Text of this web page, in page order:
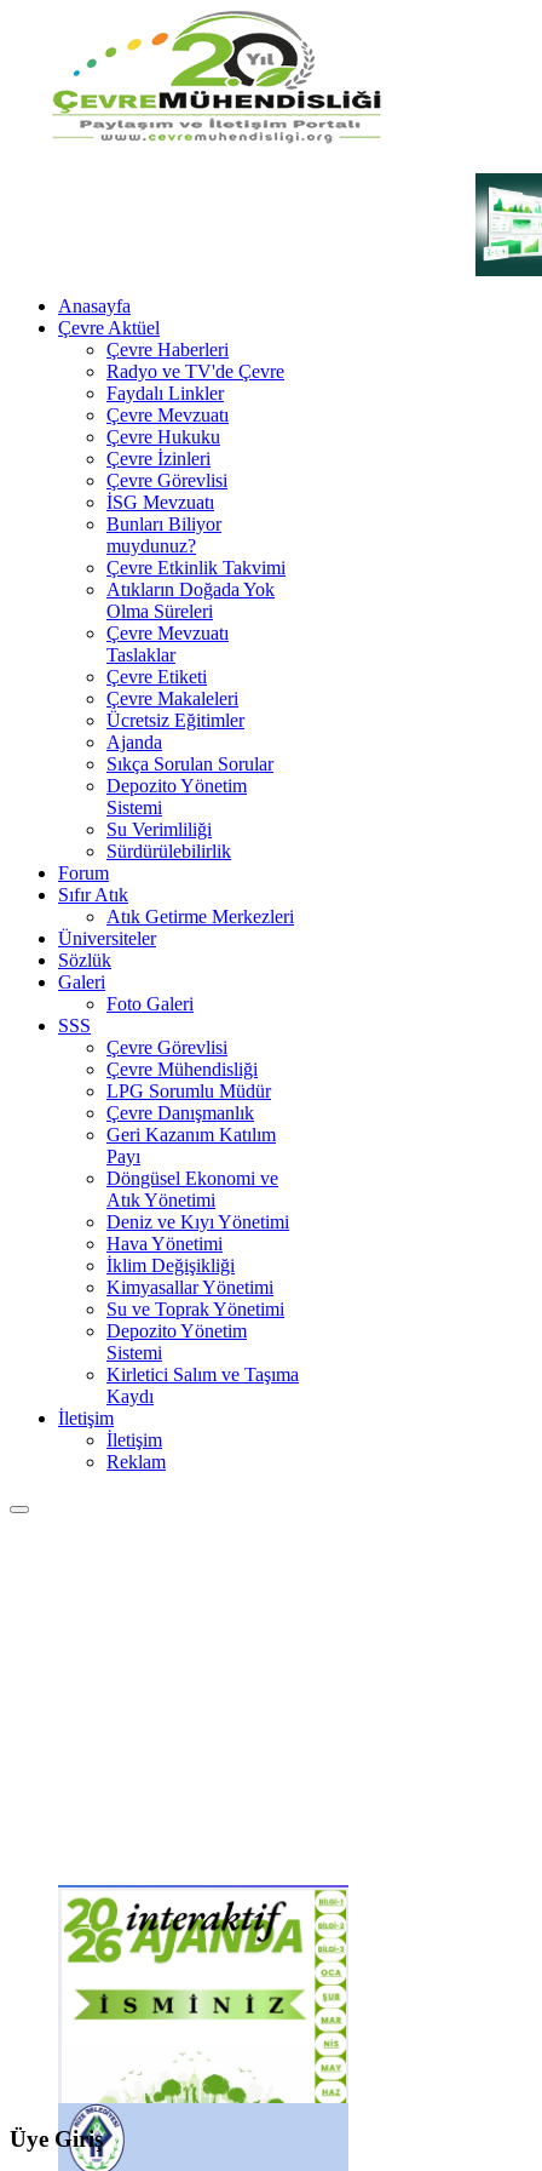
Anasayfa
Çevre Aktüel
Çevre Haberleri
Radyo ve TV'de Çevre
Faydalı Linkler
Çevre Mevzuatı
Çevre Hukuku
Çevre İzinleri
Çevre Görevlisi
İSG Mevzuatı
Bunları Biliyor
muydunuz?
Çevre Etkinlik Takvimi
Atıkların Doğada Yok
Olma Süreleri
Çevre Mevzuatı
Taslaklar
Çevre Etiketi
Çevre Makaleleri
Ücretsiz Eğitimler
Ajanda
Sıkça Sorulan Sorular
Depozito Yönetim
Sistemi
Su Verimliliği
Sürdürülebilirlik
Forum
Sıfır Atık
Atık Getirme Merkezleri
Üniversiteler
Sözlük
Galeri
Foto Galeri
SSS
Çevre Görevlisi
Çevre Mühendisliği
LPG Sorumlu Müdür
Çevre Danışmanlık
Geri Kazanım Katılım
Payı
Döngüsel Ekonomi ve
Atık Yönetimi
Deniz ve Kıyı Yönetimi
Hava Yönetimi
İklim Değişikliği
Kimyasallar Yönetimi
Su ve Toprak Yönetimi
Depozito Yönetim
Sistemi
Kirletici Salım ve Taşıma
Kaydı
İletişim
İletişim
Reklam
Üye Giriş